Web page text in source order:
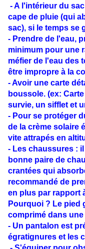
- A l'intérieur du
cape de pluie (qui
sac), si le temps se
- Prendre de l'eau,
minimum pour une
méfier de l'eau des
être impropre à la
- Avoir une carte
boussole. (ex:
survie, un sifflet et
- Pour se protéger
de la crème solaire
vite attrapés en
- Les chaussures :
bonne paire de
crantées qui
recommandé de
en plus par rapport
Pourquoi ? Le pied
comprimé dans
- Un pantalon est
égratignures et les